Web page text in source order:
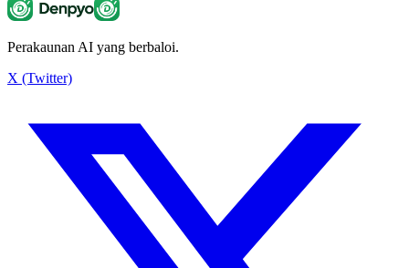
Perakaunan AI yang berbaloi.
X (Twitter)